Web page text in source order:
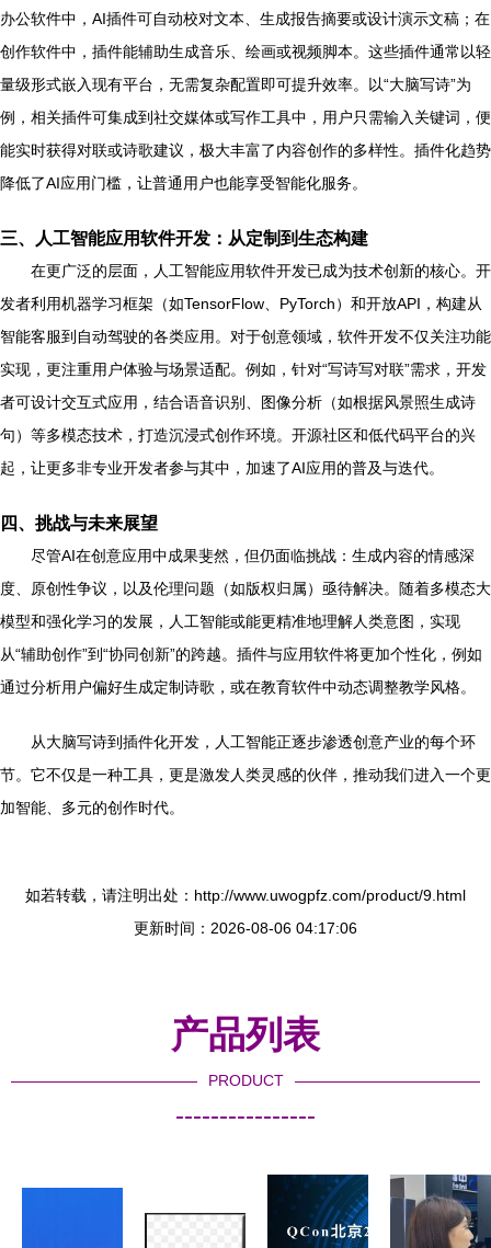
办公软件中，AI插件可自动校对文本、生成报告摘要或设计演示文稿；在
创作软件中，插件能辅助生成音乐、绘画或视频脚本。这些插件通常以轻
量级形式嵌入现有平台，无需复杂配置即可提升效率。以“大脑写诗”为
例，相关插件可集成到社交媒体或写作工具中，用户只需输入关键词，便
能实时获得对联或诗歌建议，极大丰富了内容创作的多样性。插件化趋势
降低了AI应用门槛，让普通用户也能享受智能化服务。
三、人工智能应用软件开发：从定制到生态构建
在更广泛的层面，人工智能应用软件开发已成为技术创新的核心。开
发者利用机器学习框架（如TensorFlow、PyTorch）和开放API，构建从
智能客服到自动驾驶的各类应用。对于创意领域，软件开发不仅关注功能
实现，更注重用户体验与场景适配。例如，针对“写诗写对联”需求，开发
者可设计交互式应用，结合语音识别、图像分析（如根据风景照生成诗
句）等多模态技术，打造沉浸式创作环境。开源社区和低代码平台的兴
起，让更多非专业开发者参与其中，加速了AI应用的普及与迭代。
四、挑战与未来展望
尽管AI在创意应用中成果斐然，但仍面临挑战：生成内容的情感深
度、原创性争议，以及伦理问题（如版权归属）亟待解决。随着多模态大
模型和强化学习的发展，人工智能或能更精准地理解人类意图，实现
从“辅助创作”到“协同创新”的跨越。插件与应用软件将更加个性化，例如
通过分析用户偏好生成定制诗歌，或在教育软件中动态调整教学风格。
从大脑写诗到插件化开发，人工智能正逐步渗透创意产业的每个环
节。它不仅是一种工具，更是激发人类灵感的伙伴，推动我们进入一个更
加智能、多元的创作时代。
如若转载，请注明出处：http://www.uwogpfz.com/product/9.html
更新时间：2026-08-06 04:17:06
产品列表
PRODUCT
----------------